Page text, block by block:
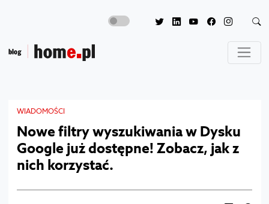
WIADOMOŚCI
Nowe filtry wyszukiwania w Dysku
Google już dostępne! Zobacz, jak z
nich korzystać.